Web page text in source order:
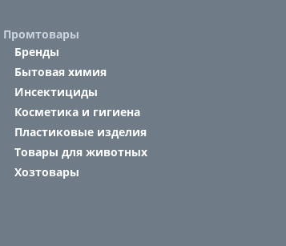
Промтовары
Бренды
Бытовая химия
Инсектициды
Косметика и гигиена
Пластиковые изделия
Товары для животных
Хозтовары